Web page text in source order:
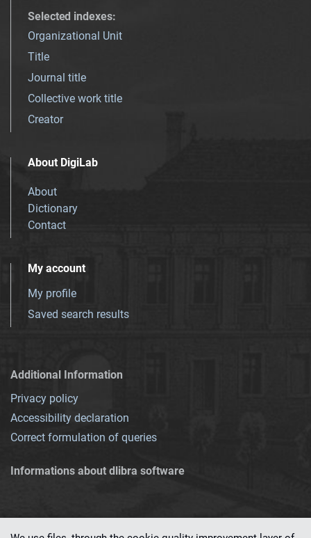
Selected indexes:
Organizational Unit
Title
Journal title
Collective work title
Creator
About DigiLab
About
Dictionary
Contact
My account
My profile
Saved search results
Additional Information
Privacy policy
Accessibility declaration
Correct formulation of queries
Informations about dlibra software